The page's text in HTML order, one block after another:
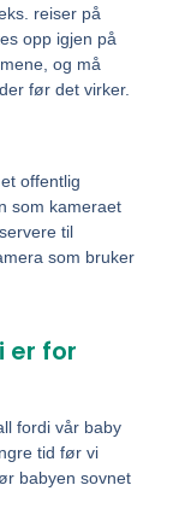
reiser på
opp igjen på
og må
før det virker.
offentlig
som kameraet
til
som bruker
er for
fordi vår baby
tid før vi
babyen sovnet